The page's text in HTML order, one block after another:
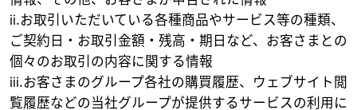
ⅱ.お取引いただいている各種商品やサービス等の種類、
ご契約日・お取引金額・残高・期日など、お客さまとの
個々のお取引の内容に関する情報
ⅲ.お客さまのグループ各社の購買履歴、ウェブサイト閲
覧履歴などの当社グループが提供するサービスの利用に